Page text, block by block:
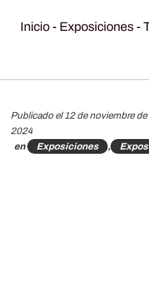
Inicio - Exposiciones -
Publicado el 12 de noviembre de
2024
en
Exposiciones ,